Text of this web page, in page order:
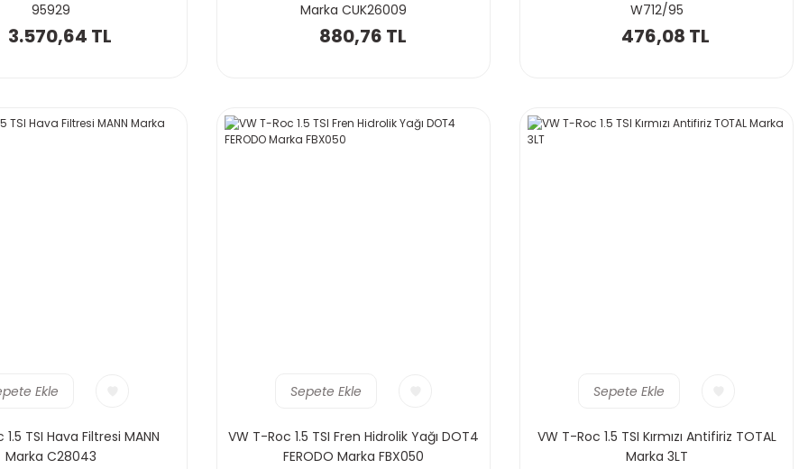
95929
3.570,64 TL
Marka CUK26009
880,76 TL
W712/95
476,08 TL
Ekle
TSI Hava Filtresi MANN
Marka C28043
Sepete Ekle
VW T-Roc 1.5 TSI Fren Hidrolik Yağı DOT4
FERODO Marka FBX050
Sepete Ekle
VW T-Roc 1.5 TSI Kırmızı Antifiriz TOTAL
Marka 3LT